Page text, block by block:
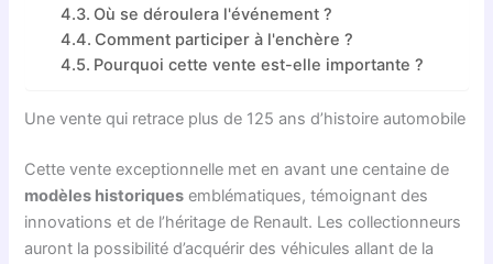
Où se déroulera l'événement ?
Comment participer à l'enchère ?
Pourquoi cette vente est-elle importante ?
Une vente qui retrace plus de 125 ans d’histoire automobile
Cette vente exceptionnelle met en avant une centaine de
modèles historiques emblématiques, témoignant des
innovations et de l’héritage de Renault. Les collectionneurs
auront la possibilité d’acquérir des véhicules allant de la